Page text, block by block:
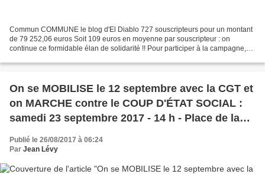
Commun COMMUNE le blog d'El Diablo 727 souscripteurs pour un montant
de 79 252,06 euros Soit 109 euros en moyenne par souscripteur : on
continue ce formidable élan de solidarité !! Pour participer à la campagne,
On se MOBILISE le 12 septembre avec la CGT et
on MARCHE contre le COUP D'ÉTAT SOCIAL :
samedi 23 septembre 2017 - 14 h - Place de la
Publié le 26/08/2017 à 06:24
Par Jean Lévy